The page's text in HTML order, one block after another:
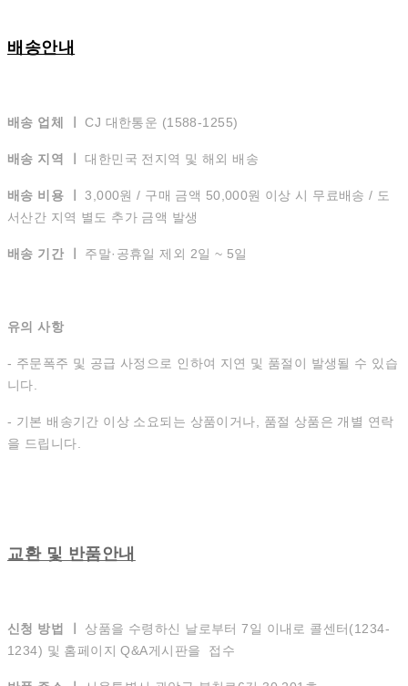
배송안내
배송 업체 ㅣCJ 대한통운 (1588-1255)
배송 지역 ㅣ대한민국 전지역 및 해외 배송
배송 비용 ㅣ3,000원 / 구매 금액 50,000원 이상 시 무료배송 / 도
서산간 지역 별도 추가 금액 발생
배송 기간 ㅣ 주말·공휴일 제외 2일 ~ 5일
유의 사항
- 주문폭주 및 공급 사정으로 인하여 지연 및 품절이 발생될 수 있습
니다.
- 기본 배송기간 이상 소요되는 상품이거나, 품절 상품은 개별 연락
을 드립니다.
교환 및 반품안내
신청 방법 ㅣ 상품을 수령하신 날로부터 7일 이내로 콜센터(1234-
1234) 및 홈페이지 Q&A게시판을 접수